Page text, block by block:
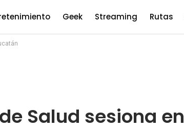
Geek Streaming Rutas
Salud sesiona en